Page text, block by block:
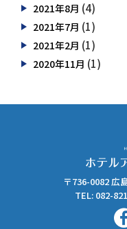
2021年8月 (4)
2021年7月 (1)
2021年2月 (1)
2020年11月 (1)
〒736-0082 広
TEL: 082-